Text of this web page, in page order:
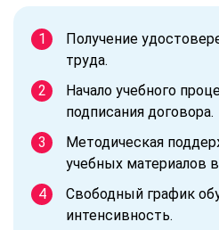
Получение
труда.
Начало учебного
подписания договора.
Методическая
учебных материалов
Свободный график
интенсивность.